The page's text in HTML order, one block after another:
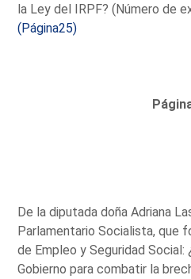
la Ley del IRPF? (Número de
(Página25)
De la diputada doña Adriana
Parlamentario Socialista, que
de Empleo y Seguridad Social:
Gobierno para combatir la